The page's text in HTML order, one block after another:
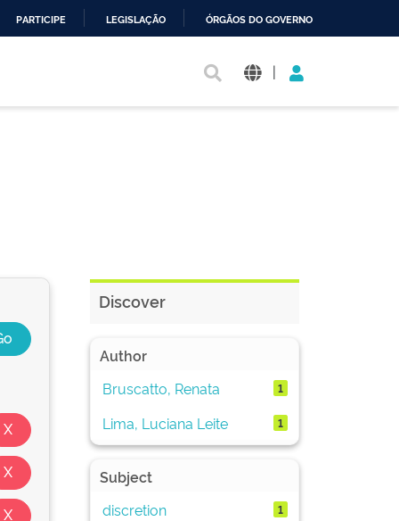
PARTICIPE LEGISLAÇÃO ÓRGÃOS DO GOVERNO
|
Discover
Author
Bruscatto, Renata
1
Lima, Luciana Leite 1
Subject
discretion
1